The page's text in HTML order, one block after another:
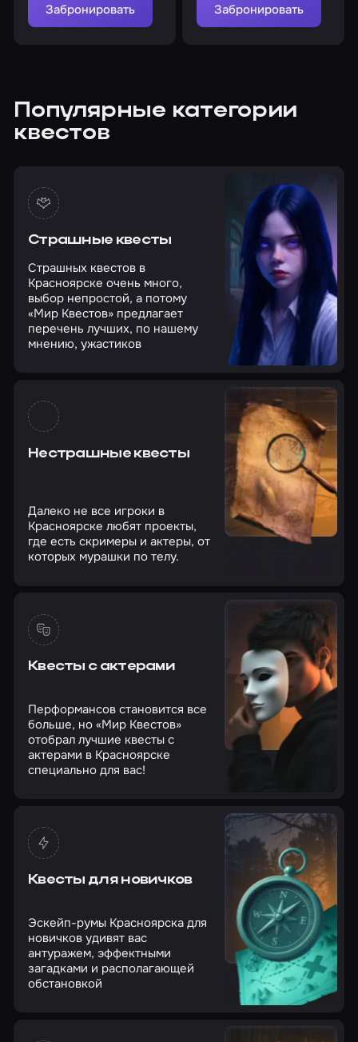
Забронировать Забронировать
Популярные категории
квестов
Страшные квесты
Страшных квестов в
Красноярске очень много,
выбор непростой, а потому
«Мир Квестов» предлагает
перечень лучших, по нашему
мнению, ужастиков
Нестрашные квесты
Далеко не все игроки в
Красноярске любят проекты,
где есть скримеры и актеры, от
которых мурашки по телу.
Квесты с актерами
Перформансов становится все
больше, но «Мир Квестов»
отобрал лучшие квесты с
актерами в Красноярске
специально для вас!
Квесты для новичков
Эскейп-румы Красноярска для
новичков удивят вас
антуражем, эффектными
загадками и располагающей
обстановкой